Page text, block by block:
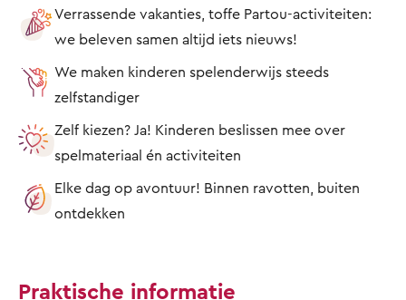
Verrassende vakanties, toffe Partou-activiteiten:
we beleven samen altijd iets nieuws!
We maken kinderen spelenderwijs steeds
zelfstandiger
Zelf kiezen? Ja! Kinderen beslissen mee over
spelmateriaal én activiteiten
Elke dag op avontuur! Binnen ravotten, buiten
ontdekken
Praktische informatie